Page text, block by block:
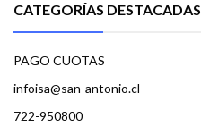
CATEGORÍAS DESTACADAS
PAGO CUOTAS
infoisa@san-antonio.cl
722-950800